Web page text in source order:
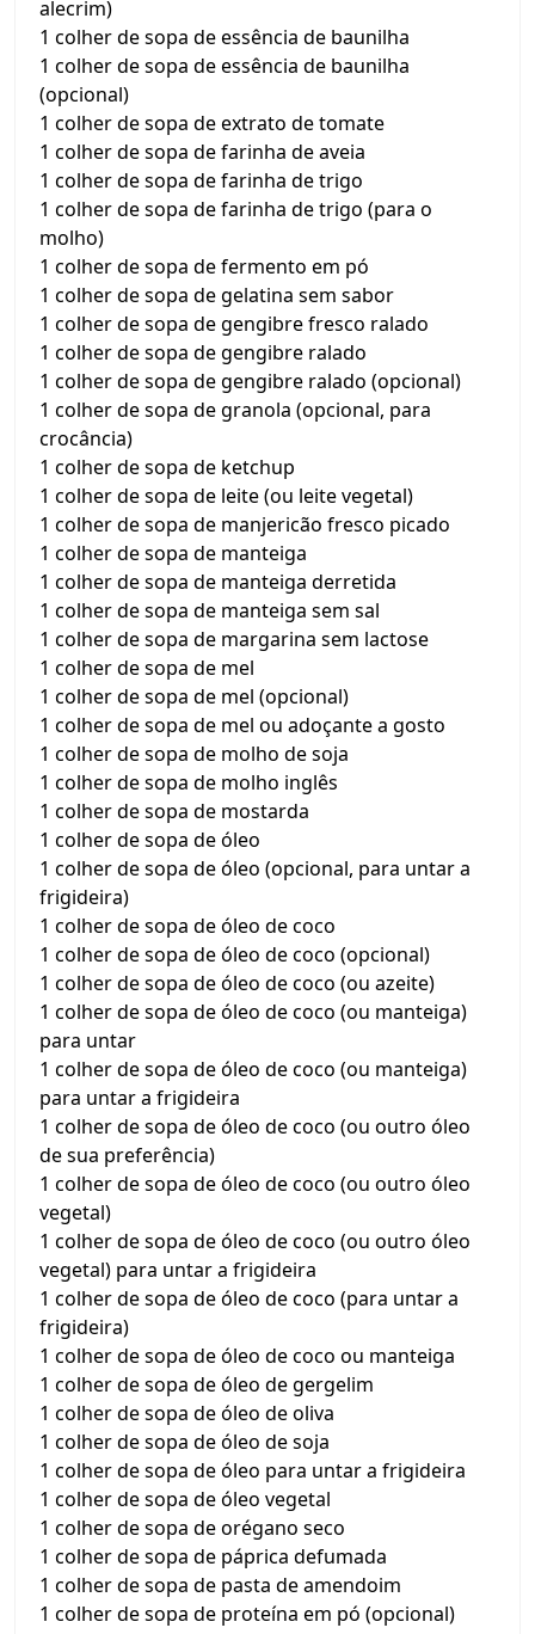
alecrim)
1 colher de sopa de essência de baunilha
1 colher de sopa de essência de baunilha
(opcional)
1 colher de sopa de extrato de tomate
1 colher de sopa de farinha de aveia
1 colher de sopa de farinha de trigo
1 colher de sopa de farinha de trigo (para o
molho)
1 colher de sopa de fermento em pó
1 colher de sopa de gelatina sem sabor
1 colher de sopa de gengibre fresco ralado
1 colher de sopa de gengibre ralado
1 colher de sopa de gengibre ralado (opcional)
1 colher de sopa de granola (opcional, para
crocância)
1 colher de sopa de ketchup
1 colher de sopa de leite (ou leite vegetal)
1 colher de sopa de manjericão fresco picado
1 colher de sopa de manteiga
1 colher de sopa de manteiga derretida
1 colher de sopa de manteiga sem sal
1 colher de sopa de margarina sem lactose
1 colher de sopa de mel
1 colher de sopa de mel (opcional)
1 colher de sopa de mel ou adoçante a gosto
1 colher de sopa de molho de soja
1 colher de sopa de molho inglês
1 colher de sopa de mostarda
1 colher de sopa de óleo
1 colher de sopa de óleo (opcional, para untar a
frigideira)
1 colher de sopa de óleo de coco
1 colher de sopa de óleo de coco (opcional)
1 colher de sopa de óleo de coco (ou azeite)
1 colher de sopa de óleo de coco (ou manteiga)
para untar
1 colher de sopa de óleo de coco (ou manteiga)
para untar a frigideira
1 colher de sopa de óleo de coco (ou outro óleo
de sua preferência)
1 colher de sopa de óleo de coco (ou outro óleo
vegetal)
1 colher de sopa de óleo de coco (ou outro óleo
vegetal) para untar a frigideira
1 colher de sopa de óleo de coco (para untar a
frigideira)
1 colher de sopa de óleo de coco ou manteiga
1 colher de sopa de óleo de gergelim
1 colher de sopa de óleo de oliva
1 colher de sopa de óleo de soja
1 colher de sopa de óleo para untar a frigideira
1 colher de sopa de óleo vegetal
1 colher de sopa de orégano seco
1 colher de sopa de páprica defumada
1 colher de sopa de pasta de amendoim
1 colher de sopa de proteína em pó (opcional)